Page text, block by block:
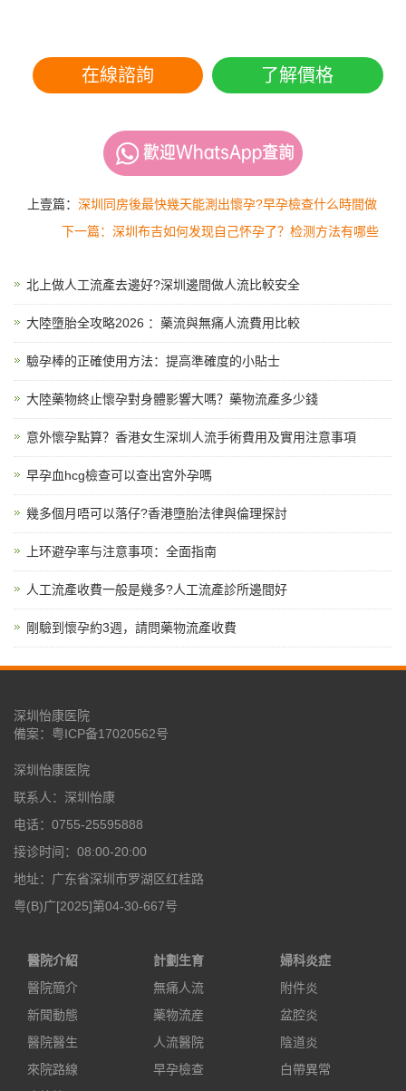
在線諮詢 了解價格
上壹篇： 深圳同房後最快幾天能測出懷孕?早孕檢查什么時間做
下一篇：深圳布吉如何发现自己怀孕了？检测方法有哪些
北上做人工流產去邊好?深圳邊間做人流比較安全
大陸墮胎全攻略2026 ：藥流與無痛人流費用比較
驗孕棒的正確使用方法：提高準確度的小貼士
大陸藥物終止懷孕對身體影響大嗎？藥物流產多少錢
意外懷孕點算？香港女生深圳人流手術費用及實用注意事項
早孕血hcg檢查可以查出宮外孕嗎
幾多個月唔可以落仔?香港墮胎法律與倫理探討
上环避孕率与注意事项：全面指南
人工流產收費一般是幾多?人工流產診所邊間好
剛驗到懷孕約3週，請問藥物流產收費
深圳怡康医院
備案： 粤ICP备17020562号
深圳怡康医院
联系人：深圳怡康
电话：0755-25595888
接诊时间：08:00-20:00
地址：广东省深圳市罗湖区红桂路
粤(B)广[2025]第04-30-667号
醫院介紹
醫院簡介
新聞動態
醫院醫生
來院路線
計劃生育
無痛人流
藥物流産
人流醫院
早孕檢查
婦科炎症
附件炎
盆腔炎
陰道炎
白帶異常